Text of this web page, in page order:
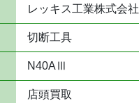
レッキス工業株式会社
切断工具
N40AⅢ
店頭買取